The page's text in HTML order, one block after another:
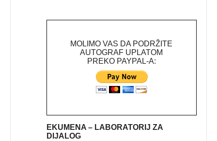
MOLIMO VAS DA PODRŽITE
AUTOGRAF UPLATOM
PREKO PAYPAL-A:
EKUMENA – LABORATORIJ ZA
DIJALOG